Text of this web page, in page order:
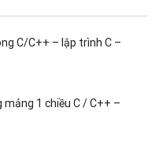
C/C++ – lập trình C –
1 chiều C / C++ –